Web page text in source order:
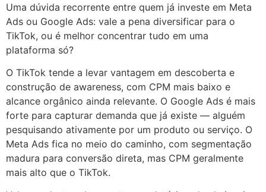
Uma dúvida recorrente entre quem já investe em Meta
Ads ou Google Ads: vale a pena diversificar para o
TikTok, ou é melhor concentrar tudo em uma
plataforma só?
O TikTok tende a levar vantagem em descoberta e
construção de awareness, com CPM mais baixo e
alcance orgânico ainda relevante. O Google Ads é mais
forte para capturar demanda que já existe — alguém
pesquisando ativamente por um produto ou serviço. O
Meta Ads fica no meio do caminho, com segmentação
madura para conversão direta, mas CPM geralmente
mais alto que o TikTok.